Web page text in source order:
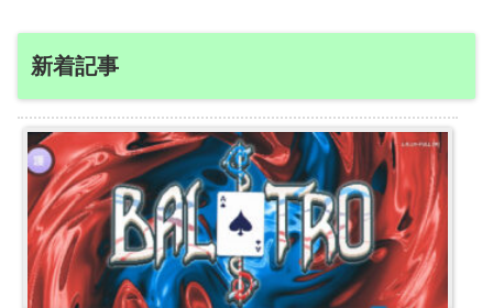
新着記事